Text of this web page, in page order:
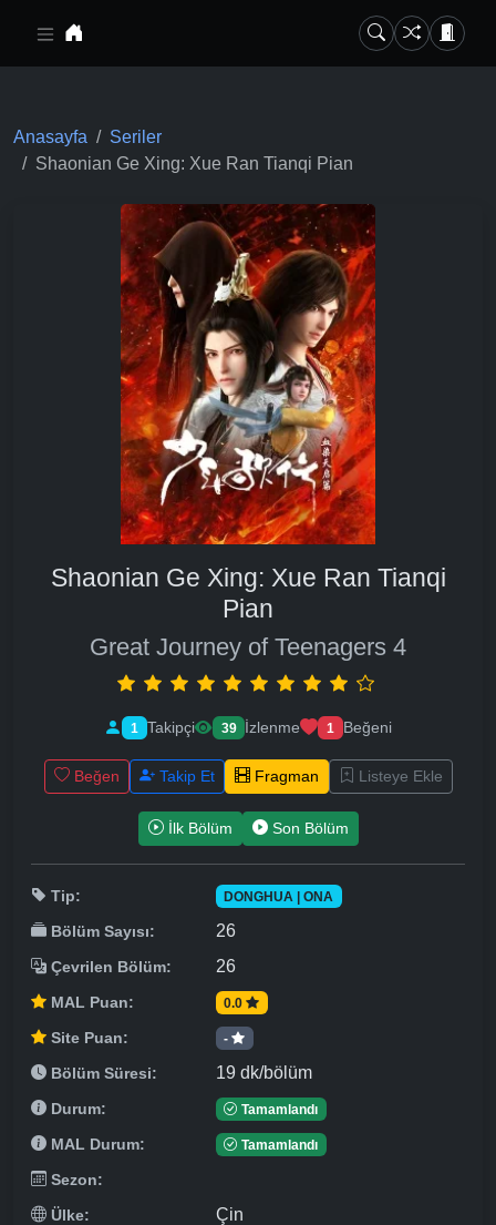
Anasayfa
Seriler
Shaonian Ge Xing: Xue Ran Tianqi Pian
Shaonian Ge Xing: Xue Ran Tianqi
Pian
Great Journey of Teenagers 4
1 Takipçi 39 İzlenme 1 Beğeni
Beğen Takip Et Fragman Listeye Ekle
İlk Bölüm Son Bölüm
Tip: DONGHUA | ONA
Bölüm Sayısı: 26
Çevrilen Bölüm: 26
MAL Puan: 0.0
Site Puan: -
Bölüm Süresi: 19 dk/bölüm
Durum: Tamamlandı
MAL Durum: Tamamlandı
Sezon:
Ülke:
Çin